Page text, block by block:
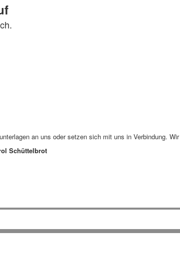
an uns oder setzen sich mit uns in Verbindung.
Schüttelbrot